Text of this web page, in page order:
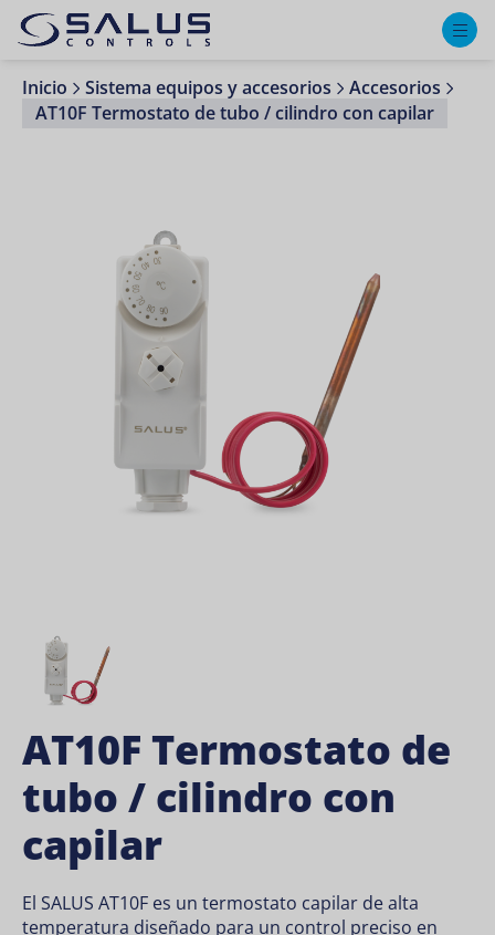
Inicio Sistema equipos y accesorios
Accesorios
AT10F Termostato de tubo / cilindro con capilar
AT10F Termostato de
tubo / cilindro con
capilar
El SALUS AT10F es un termostato capilar de alta
temperatura diseñado para un control preciso en